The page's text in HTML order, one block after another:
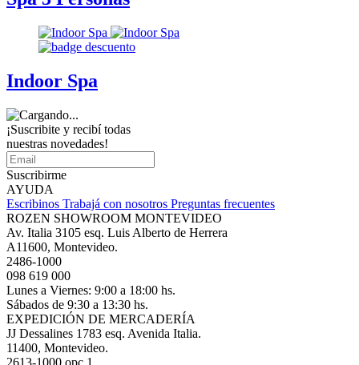
Indoor Spa
¡Suscribite y recibí todas
nuestras novedades!
Suscribirme
AYUDA
Escribinos Trabajá con nosotros Preguntas frecuentes
ROZEN SHOWROOM MONTEVIDEO
Av. Italia 3105 esq. Luis Alberto de Herrera
A11600, Montevideo.
2486-1000
098 619 000
Lunes a Viernes: 9:00 a 18:00 hs.
Sábados de 9:30 a 13:30 hs.
EXPEDICIÓN DE MERCADERÍA
JJ Dessalines 1783 esq. Avenida Italia.
11400, Montevideo.
2613-1000 opc.1